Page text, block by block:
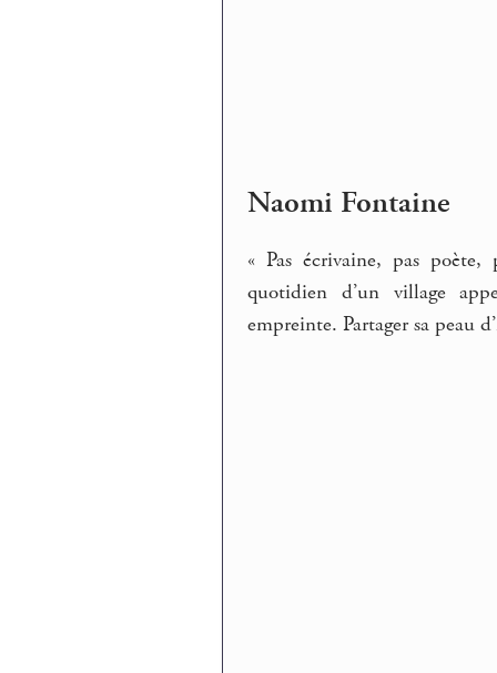
Naomi Fontaine
« Pas écrivaine, pas
quotidien d’un village
empreinte. Partager sa peau